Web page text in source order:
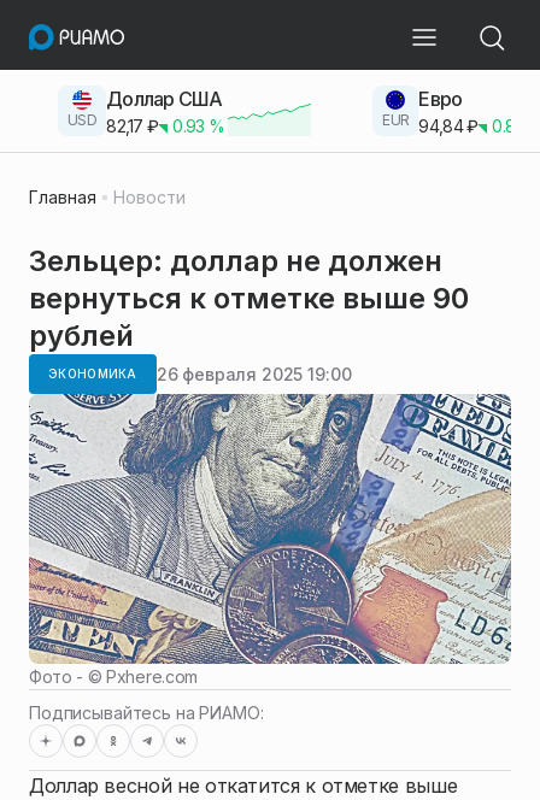
USD
Доллар США
82,17 ₽ 0.93 % EUR
Евро
94,84₽ 0.83
Главная Новости
Зельцер: доллар не должен
вернуться к отметке выше 90
рублей
ЭКОНОМИКА 26 февраля 2025 19:00
Фото - ©Pxhere.com
Подписывайтесь на РИАМО:
Доллар весной не откатится к отметке выше